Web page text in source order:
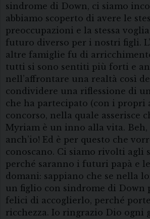
sindrome di Down, ci siamo
abbiamo scoperto di avere le
preoccupazioni e la stessa
futuro diverso per i nostri figli.
altre famiglie fu di
tutti si sono sentiti più forti e
nell’affrontare una realtà così
condividere una riflessione di
che ha partecipato (con i propri
concorso, nella quale asserisce
Myriam è un inno alla vita. Beh,
anch’io! Ed è per questo che
conoscano. Ci siamo rivolti agli
perché saranno i futuri papà e
domani: sappiano che se nella
un figlio con sindrome di Down
felici di accoglierlo, perché
ricchezza. Io ringrazio Dio ogni